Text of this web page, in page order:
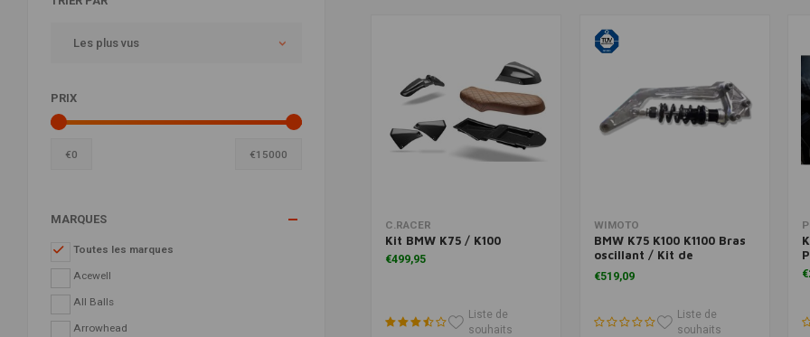
Les plus vus
PRIX
€0 €15000
MARQUES
Toutes les marques
Acewell
All Balls
Arrowhead
Ajouter au panier
C.RACER
Kit BMW K75 / K100
€499,95
Liste de
souhaits
Ajouter au panier
WIMOTO
BMW K75 K100 K1100 Bras
oscillant / Kit de
suspension Pro-link
€519,09
Liste de
souhaits